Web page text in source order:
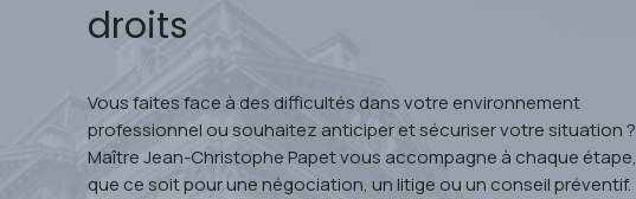
droits
Vous faites face à des difficultés dans votre environnement
professionnel ou souhaitez anticiper et sécuriser votre situation ?
Maître Jean-Christophe Papet vous accompagne à chaque étape,
que ce soit pour une négociation, un litige ou un conseil préventif.